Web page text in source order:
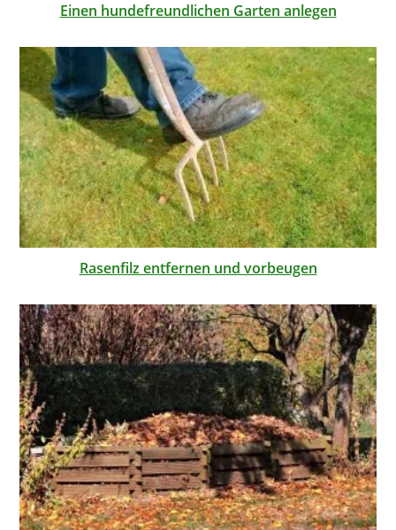
Einen hundefreundlichen Garten anlegen
Rasenfilz entfernen und vorbeugen